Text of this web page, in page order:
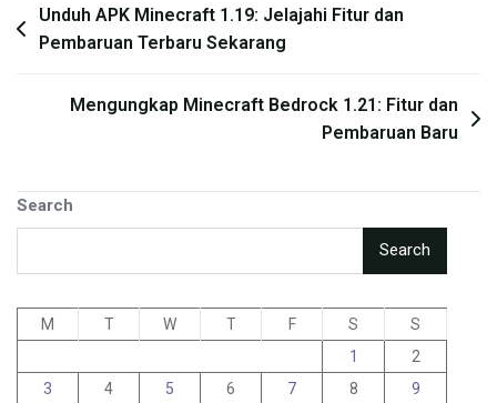
Post
navigation
Unduh APK Minecraft 1.19: Jelajahi Fitur dan
Pembaruan Terbaru Sekarang
Mengungkap Minecraft Bedrock 1.21: Fitur dan
Pembaruan Baru
Search
Search
M T W T F S
S
1
2
3
4 5 6 7 8
9